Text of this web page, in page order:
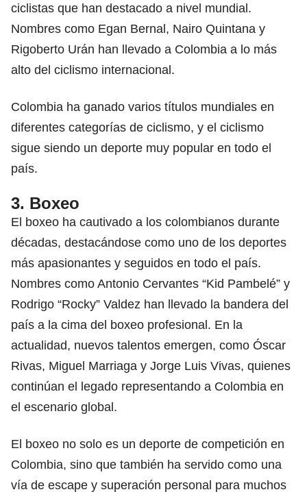
ciclistas que han destacado a nivel mundial.
Nombres como Egan Bernal, Nairo Quintana y
Rigoberto Urán han llevado a Colombia a lo más
alto del ciclismo internacional.
Colombia ha ganado varios títulos mundiales en
diferentes categorías de ciclismo, y el ciclismo
sigue siendo un deporte muy popular en todo el
país.
3. Boxeo
El boxeo ha cautivado a los colombianos durante
décadas, destacándose como uno de los deportes
más apasionantes y seguidos en todo el país.
Nombres como Antonio Cervantes “Kid Pambelé” y
Rodrigo “Rocky” Valdez han llevado la bandera del
país a la cima del boxeo profesional. En la
actualidad, nuevos talentos emergen, como Óscar
Rivas, Miguel Marriaga y Jorge Luis Vivas, quienes
continúan el legado representando a Colombia en
el escenario global.
El boxeo no solo es un deporte de competición en
Colombia, sino que también ha servido como una
vía de escape y superación personal para muchos